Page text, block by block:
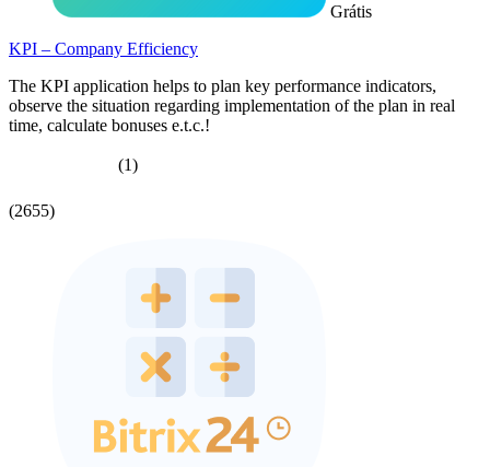
Grátis
KPI – Company Efficiency
The KPI application helps to plan key performance indicators,
observe the situation regarding implementation of the plan in real
time, calculate bonuses e.t.c.!
(1)
(2655)